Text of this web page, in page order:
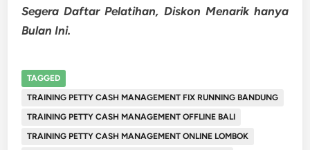
Segera Daftar Pelatihan, Diskon Menarik hanya
Bulan Ini.
TAGGED
TRAINING PETTY CASH MANAGEMENT FIX RUNNING BANDUNG
TRAINING PETTY CASH MANAGEMENT OFFLINE BALI
TRAINING PETTY CASH MANAGEMENT ONLINE LOMBOK